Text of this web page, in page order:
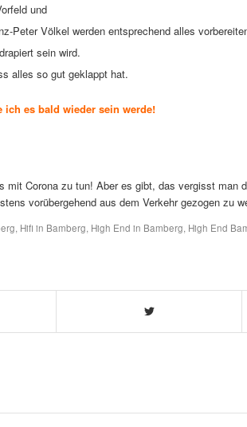
und
Peter Völkel werden entsprechend alles
sein wird.
alles so gut geklappt hat.
es bald wieder sein werde!
mit Corona zu tun! Aber es gibt, das vergisst man
vorübergehend aus dem Verkehr gezogen zu
, Hifi in Bamberg, High End in Bamberg, High End